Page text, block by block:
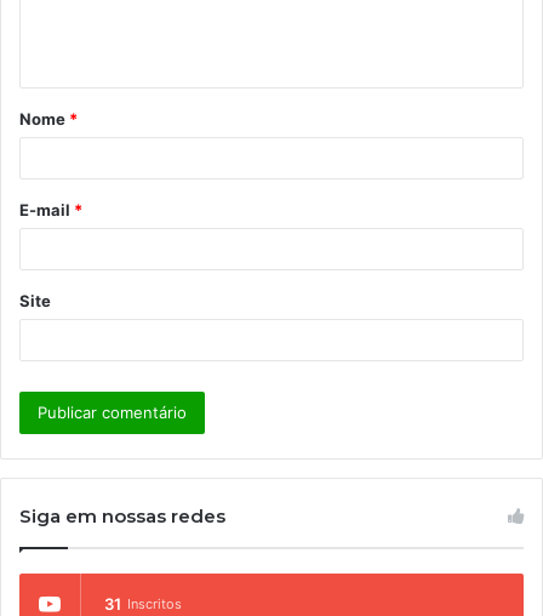
á
r
*
Nome *
E-mail *
Site
Siga em nossas redes
31 Inscritos